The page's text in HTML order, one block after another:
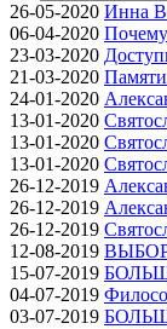
26-05-2020 Инна
06-04-2020
23-03-2020
21-03-2020
24-01-2020
13-01-2020
13-01-2020
13-01-2020
26-12-2019
26-12-2019
26-12-2019
12-08-2019
15-07-2019
04-07-2019
03-07-2019